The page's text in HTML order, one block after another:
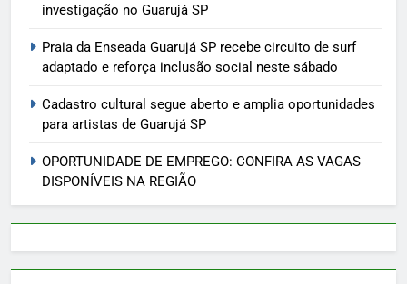
investigação no Guarujá SP
Praia da Enseada Guarujá SP recebe circuito de surf
adaptado e reforça inclusão social neste sábado
Cadastro cultural segue aberto e amplia oportunidades
para artistas de Guarujá SP
OPORTUNIDADE DE EMPREGO: CONFIRA AS VAGAS
DISPONÍVEIS NA REGIÃO